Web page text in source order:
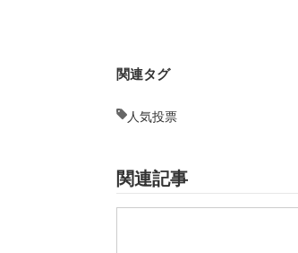
関連タグ
人気投票
関連記事